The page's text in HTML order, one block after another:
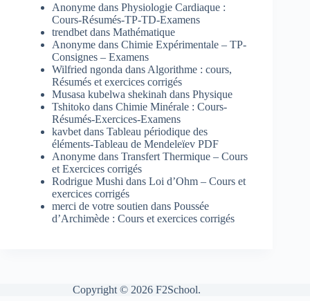
Anonyme dans Physiologie Cardiaque :
Cours-Résumés-TP-TD-Examens
trendbet dans Mathématique
Anonyme dans Chimie Expérimentale – TP-
Consignes – Examens
Wilfried ngonda dans Algorithme : cours,
Résumés et exercices corrigés
Musasa kubelwa shekinah dans Physique
Tshitoko dans Chimie Minérale : Cours-
Résumés-Exercices-Examens
kavbet dans Tableau périodique des
éléments-Tableau de Mendeleïev PDF
Anonyme dans Transfert Thermique – Cours
et Exercices corrigés
Rodrigue Mushi dans Loi d’Ohm – Cours et
exercices corrigés
merci de votre soutien dans Poussée
d’Archimède : Cours et exercices corrigés
Copyright © 2026 F2School.